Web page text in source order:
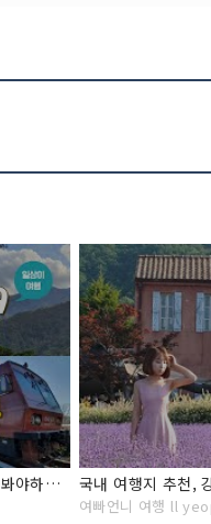
강원도 여행 가기 전 꼭 봐야하는 영상, 한 번쯤 가봐야하는 여행지 9곳 직접가서 경험하고 찍은 영상입니다. Best 9 places to visit in Gangwon-do
여빠언니 여행 ll